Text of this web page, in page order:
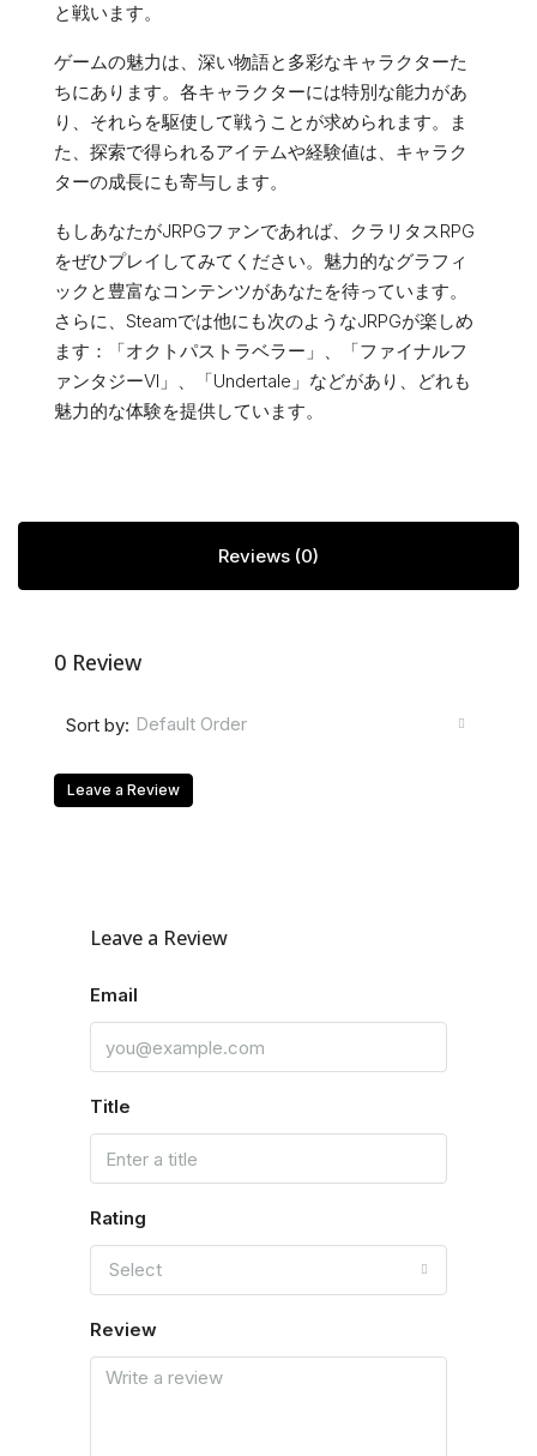
と戦います。
ゲームの魅力は、深い物語と多彩なキャラクターた
ちにあります。各キャラクターには特別な能力があ
り、それらを駆使して戦うことが求められます。ま
た、探索で得られるアイテムや経験値は、キャラク
ターの成長にも寄与します。
もしあなたがJRPGファンであれば、クラリタスRPG
をぜひプレイしてみてください。魅力的なグラフィ
ックと豊富なコンテンツがあなたを待っています。
さらに、Steamでは他にも次のようなJRPGが楽しめ
ます：「オクトパストラベラー」、「ファイナルフ
ァンタジーVI」、「Undertale」などがあり、どれも
魅力的な体験を提供しています。
Reviews (0)
0 Review
Sort by: Default Order
Leave a Review
Leave a Review
Email
Title
Rating
Select
Review